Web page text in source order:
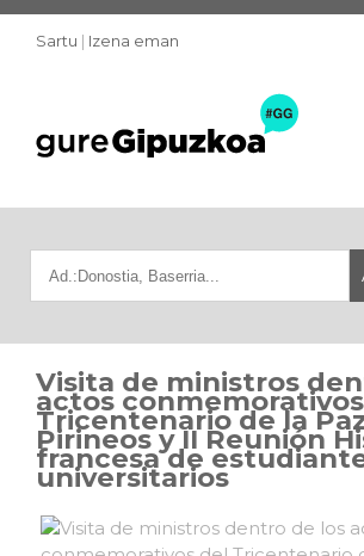
Sartu | Izena eman
Visita de ministros
actos
Tricentenario de la
Pirineos y II Reunión
francesa de
universitarios